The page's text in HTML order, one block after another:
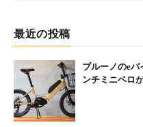
れた場合の救済（賠償）制度
（一般社団法人 製品安全協会
最近の投稿
ブルーノのe
ンチミニベロ